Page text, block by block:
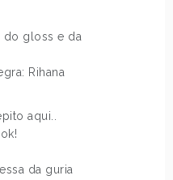
do gloss e da
Rihana
aqui..
da guria